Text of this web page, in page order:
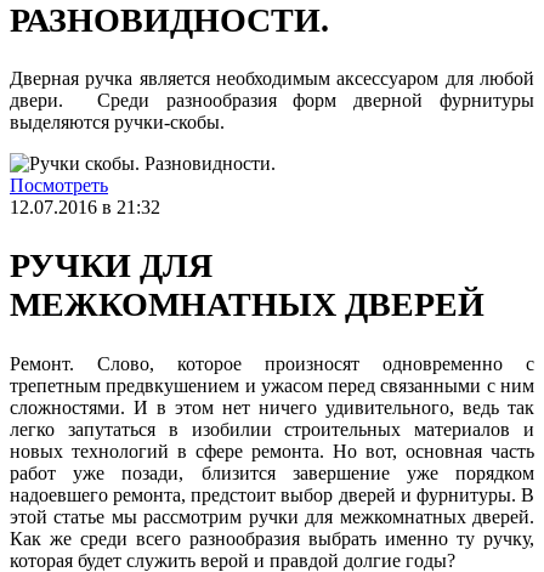
РАЗНОВИДНОСТИ.
Дверная ручка является необходимым аксессуаром для любой
двери. Среди разнообразия форм дверной фурнитуры
выделяются ручки-скобы.
Посмотреть
12.07.2016 в 21:32
РУЧКИ ДЛЯ
МЕЖКОМНАТНЫХ ДВЕРЕЙ
Ремонт. Слово, которое произносят одновременно с
трепетным предвкушением и ужасом перед связанными с ним
сложностями. И в этом нет ничего удивительного, ведь так
легко запутаться в изобилии строительных материалов и
новых технологий в сфере ремонта. Но вот, основная часть
работ уже позади, близится завершение уже порядком
надоевшего ремонта, предстоит выбор дверей и фурнитуры. В
этой статье мы рассмотрим ручки для межкомнатных дверей.
Как же среди всего разнообразия выбрать именно ту ручку,
которая будет служить верой и правдой долгие годы?